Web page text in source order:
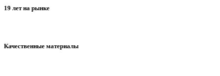
19 лет на рынке
Качественные материалы